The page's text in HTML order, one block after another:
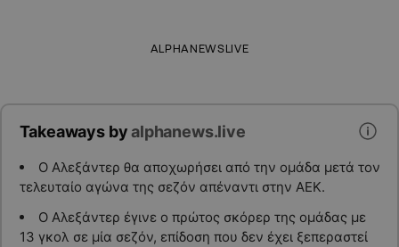
ALPHANEWSLIVE
Takeaways byalphanews.live
Ο Αλεξάντερ θα αποχωρήσει από την ομάδα μετά τον
τελευταίο αγώνα της σεζόν απέναντι στην ΑΕΚ.
Ο Αλεξάντερ έγινε ο πρώτος σκόρερ της ομάδας με
13 γκολ σε μία σεζόν, επίδοση που δεν έχει ξεπεραστεί